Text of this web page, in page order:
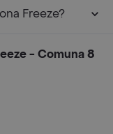
Freeze?
- Comuna 8